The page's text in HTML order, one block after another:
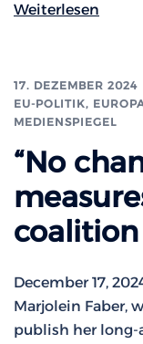
Weiterlesen
17. DEZEMBER 2024
EU-POLITIK,
MEDIENSPIEGEL
“No
coalition
December 17,
Marjolein Faber,
publish her